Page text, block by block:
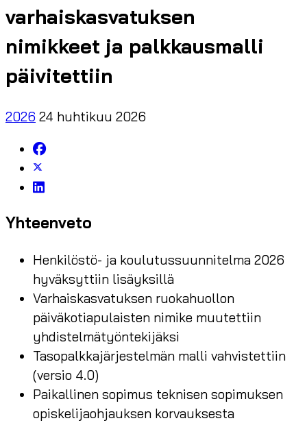
varhaiskasvatuksen
nimikkeet ja palkkausmalli
päivitettiin
2026 24 huhtikuu 2026
Yhteenveto
Henkilöstö- ja koulutussuunnitelma 2026
hyväksyttiin lisäyksillä
Varhaiskasvatuksen ruokahuollon
päiväkotiapulaisten nimike muutettiin
yhdistelmätyöntekijäksi
Tasopalkkajärjestelmän malli vahvistettiin
(versio 4.0)
Paikallinen sopimus teknisen sopimuksen
opiskelijaohjauksen korvauksesta